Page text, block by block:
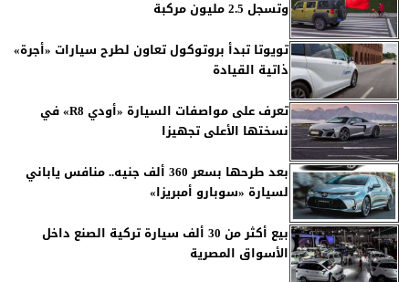
وتسجل 2.5 مليون مركبة
تويوتا تبدأ بروتوكول تعاون لطرح سيارات «أجرة»
ذاتية القيادة
تعرف على مواصفات السيارة «أودي R8» في
نسختها الأعلى تجهيزا
بعد طرحها بسعر 360 ألف جنيه.. منافس ياباني
لسيارة «سوبارو أمبريزا»
بيع أكثر من 30 ألف سيارة تركية الصنع داخل
الأسواق المصرية